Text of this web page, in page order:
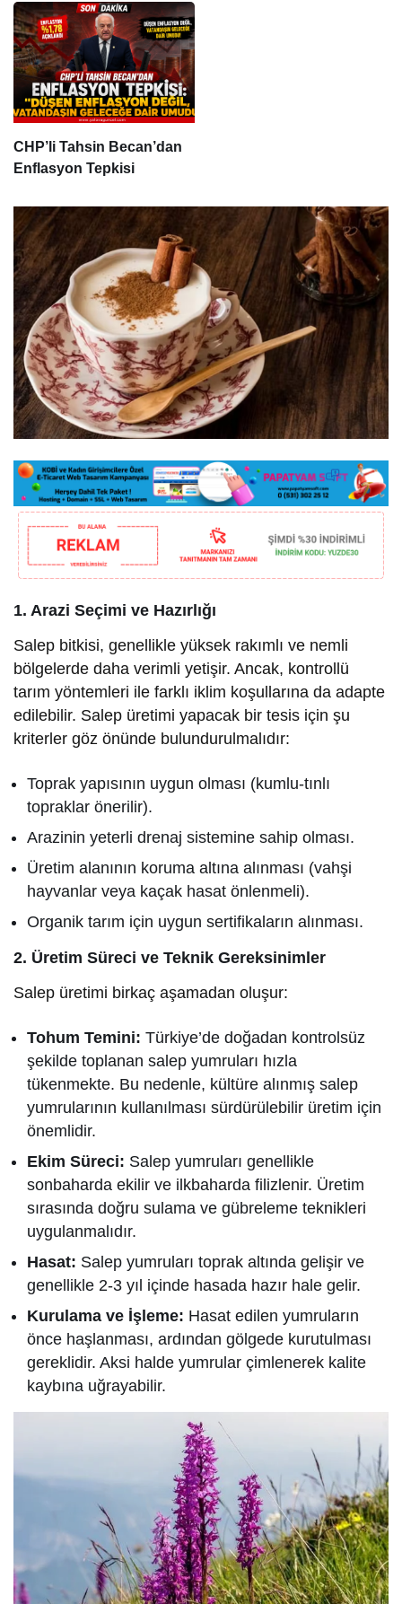
CHP’li Tahsin Becan’dan
Enflasyon Tepkisi
1. Arazi Seçimi ve Hazırlığı
Salep bitkisi, genellikle yüksek rakımlı ve nemli
bölgelerde daha verimli yetişir. Ancak, kontrollü
tarım yöntemleri ile farklı iklim koşullarına da adapte
edilebilir. Salep üretimi yapacak bir tesis için şu
kriterler göz önünde bulundurulmalıdır:
Toprak yapısının uygun olması (kumlu-tınlı
topraklar önerilir).
Arazinin yeterli drenaj sistemine sahip olması.
Üretim alanının koruma altına alınması (vahşi
hayvanlar veya kaçak hasat önlenmeli).
Organik tarım için uygun sertifikaların alınması.
2. Üretim Süreci ve Teknik Gereksinimler
Salep üretimi birkaç aşamadan oluşur:
Tohum Temini: Türkiye’de doğadan kontrolsüz
şekilde toplanan salep yumruları hızla
tükenmekte. Bu nedenle, kültüre alınmış salep
yumrularının kullanılması sürdürülebilir üretim için
önemlidir.
Ekim Süreci: Salep yumruları genellikle
sonbaharda ekilir ve ilkbaharda filizlenir. Üretim
sırasında doğru sulama ve gübreleme teknikleri
uygulanmalıdır.
Hasat: Salep yumruları toprak altında gelişir ve
genellikle 2-3 yıl içinde hasada hazır hale gelir.
Kurulama ve İşleme: Hasat edilen yumruların
önce haşlanması, ardından gölgede kurutulması
gereklidir. Aksi halde yumrular çimlenerek kalite
kaybına uğrayabilir.